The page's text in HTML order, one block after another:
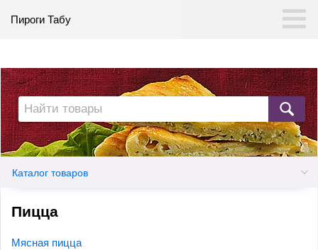
Пироги Табу
Каталог товаров
Пицца
Мясная пицца